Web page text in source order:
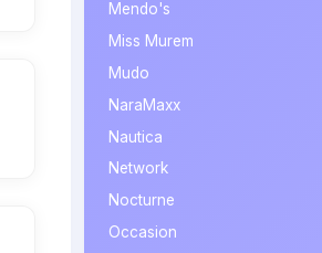
Mendo's
Miss Murem
Mudo
NaraMaxx
Nautica
Network
Nocturne
Occasion